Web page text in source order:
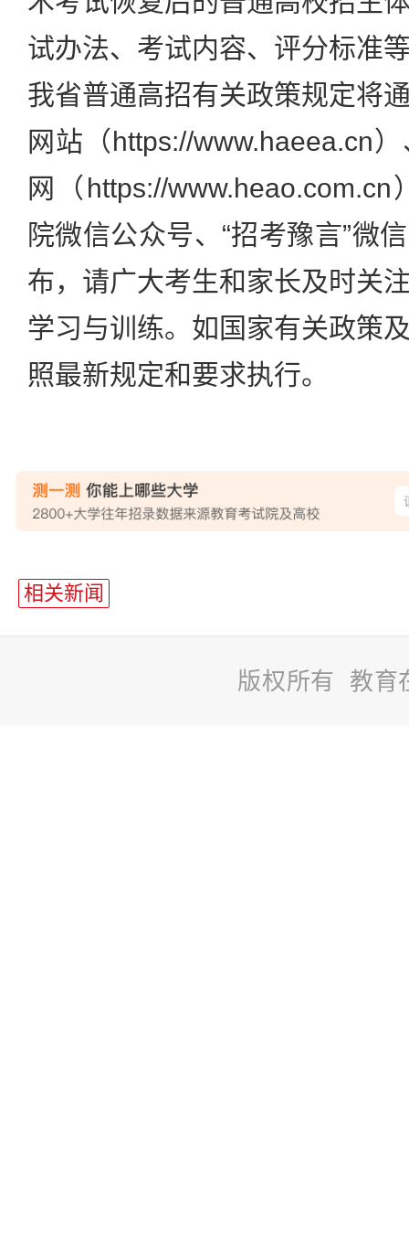
试办法、考试内容、评分标准
我省普通高招有关政策规定将
网站（https://www.haeea.cn
网（https://
院微信公众号、“招考豫言”微
布，请广大考生和家长及时关
学习与训练。如国家有关政策
照最新规定和要求执行。
相关新闻
版权所有 教育